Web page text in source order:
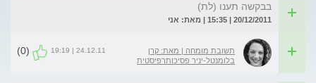
בבקשה תענו (לת)
20/12/2011 | 15:35 | מאת: אני
תשובת מומחה | מאת: קרן
בלומנטל-יניר פסיכותרפיסטית
24.12.11 | 19:19
(0)